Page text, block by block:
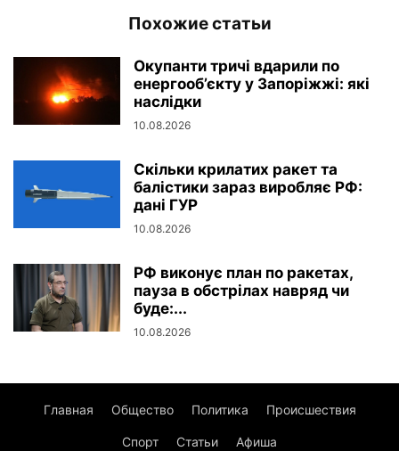
Похожие статьи
Окупанти тричі вдарили по
енергооб’єкту у Запоріжжі: які
наслідки
10.08.2026
Скільки крилатих ракет та
балістики зараз виробляє РФ:
дані ГУР
10.08.2026
РФ виконує план по ракетах,
пауза в обстрілах навряд чи
буде:...
10.08.2026
Главная Общество Политика Происшествия
Спорт Статьи Афиша